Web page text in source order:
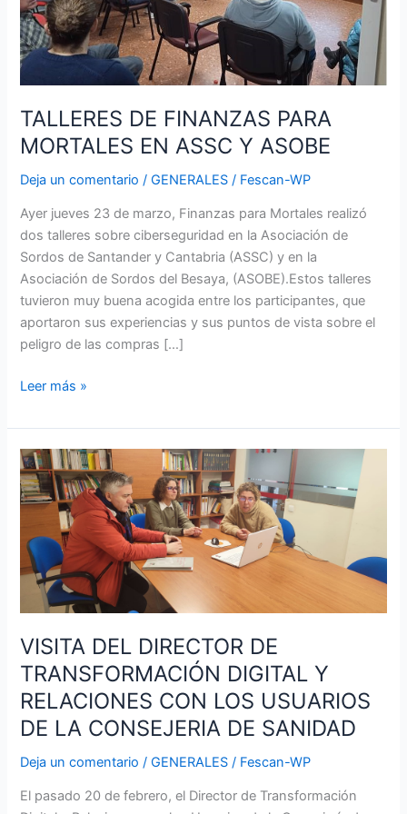
TALLERES DE FINANZAS PARA
MORTALES EN ASSC Y ASOBE
Deja un comentario /GENERALES / Fescan-WP
Ayer jueves 23 de marzo, Finanzas para Mortales realizó
dos talleres sobre ciberseguridad en la Asociación de
Sordos de Santander y Cantabria (ASSC) y en la
Asociación de Sordos del Besaya, (ASOBE).Estos talleres
tuvieron muy buena acogida entre los participantes, que
aportaron sus experiencias y sus puntos de vista sobre el
peligro de las compras […]
Leer más »
VISITA DEL DIRECTOR DE
TRANSFORMACIÓN DIGITAL Y
RELACIONES CON LOS USUARIOS
DE LA CONSEJERIA DE SANIDAD
Deja un comentario /GENERALES / Fescan-WP
El pasado 20 de febrero, el Director de Transformación
VISITA
DEL
DIRECTOR
TRANSFORMACIÓN
DIGITAL
RELACIONES
LOS
USUARIOS
DE
LA
CONSEJERIA
DE